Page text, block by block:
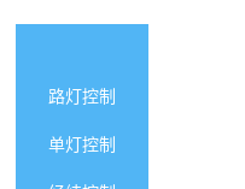
路灯控制
单灯控制